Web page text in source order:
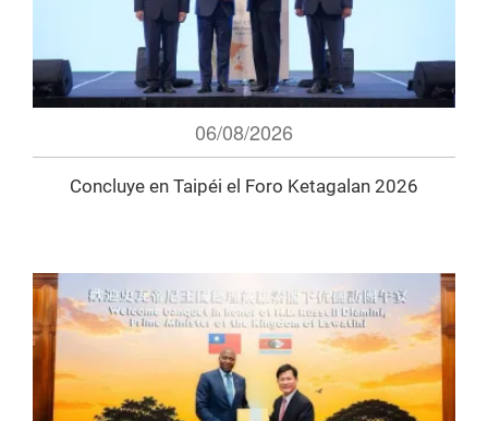
06/08/2026
Concluye en Taipéi el Foro Ketagalan 2026